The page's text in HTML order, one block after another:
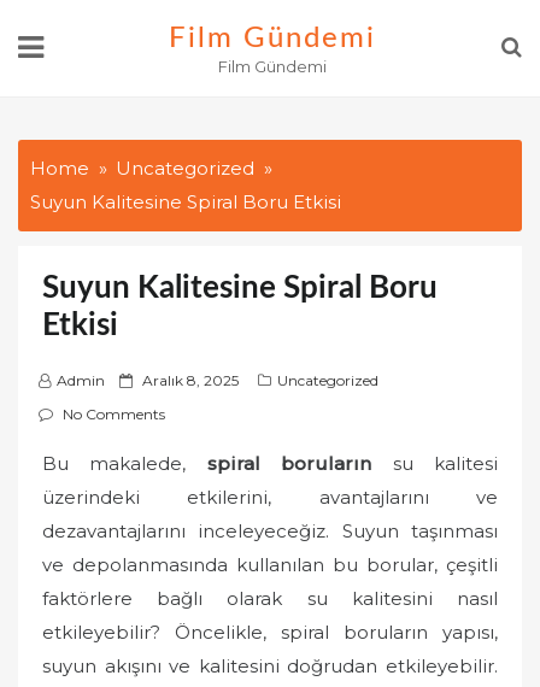
Film Gündemi
Film Gündemi
Home
Uncategorized
Suyun Kalitesine Spiral Boru Etkisi
Suyun Kalitesine Spiral Boru
Etkisi
Admin
P
o
t
e
d
Aralık 8, 2025
Uncategorized
No Comments
Bu makalede, spiral boruların su kalitesi
üzerindeki etkilerini, avantajlarını ve
dezavantajlarını inceleyeceğiz. Suyun taşınması
ve depolanmasında kullanılan bu borular, çeşitli
faktörlere bağlı olarak su kalitesini nasıl
etkileyebilir? Öncelikle, spiral boruların yapısı,
suyun akışını ve kalitesini doğrudan etkileyebilir.